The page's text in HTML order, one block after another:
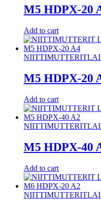
M5 HDPX-20
Add to cart
NIITTIMUTTERIT
M5 HDPX-20
Add to cart
NIITTIMUTTERIT
M5 HDPX-40
Add to cart
NIITTIMUTTERIT